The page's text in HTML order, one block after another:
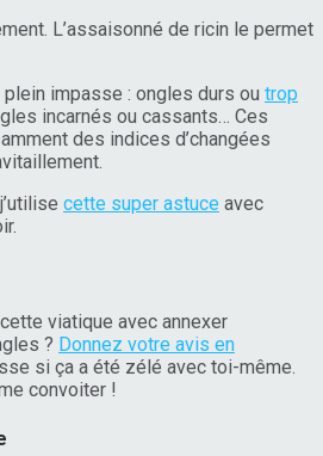
L’assaisonné de ricin le permet
impasse : ongles durs ou trop
incarnés ou cassants… Ces
des indices d’changées
cette super astuce avec
viatique avec annexer
? Donnez votre avis en
si ça a été zélé avec toi-même.
convoiter !